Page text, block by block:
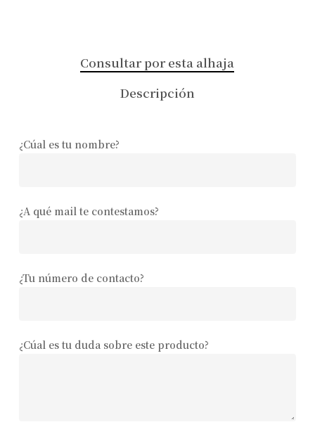
Consultar por esta alhaja
Descripción
¿Cúal es tu nombre?
¿A qué mail te contestamos?
¿Tu número de contacto?
¿Cúal es tu duda sobre este producto?